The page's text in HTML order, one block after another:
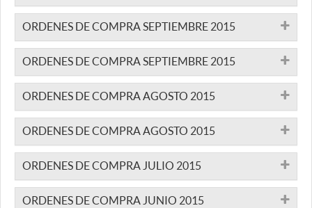
ORDENES DE COMPRA SEPTIEMBRE 2015
ORDENES DE COMPRA SEPTIEMBRE 2015
ORDENES DE COMPRA AGOSTO 2015
ORDENES DE COMPRA AGOSTO 2015
ORDENES DE COMPRA JULIO 2015
ORDENES DE COMPRA JUNIO 2015